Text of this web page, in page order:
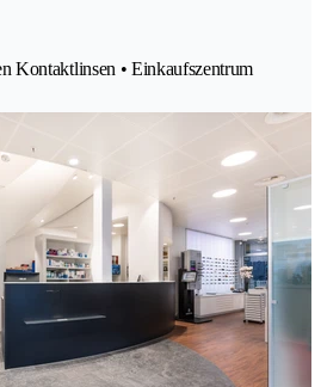
Kontaktlinsen • Einkaufszentrum